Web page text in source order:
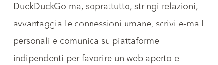
DuckDuckGo ma, soprattutto, stringi relazioni,
avvantaggia le connessioni umane, scrivi e-mail
personali e comunica su piattaforme
indipendenti per favorire un web aperto e